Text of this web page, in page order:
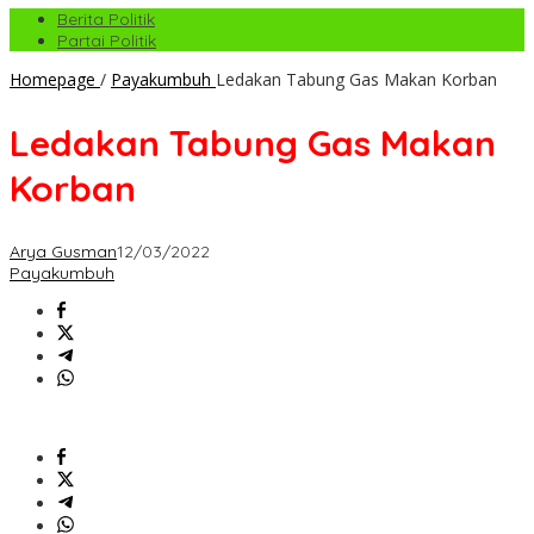
Berita Politik
Partai Politik
Homepage / Payakumbuh Ledakan Tabung Gas Makan Korban
Ledakan Tabung Gas Makan
Korban
Arya Gusman12/03/2022
Payakumbuh